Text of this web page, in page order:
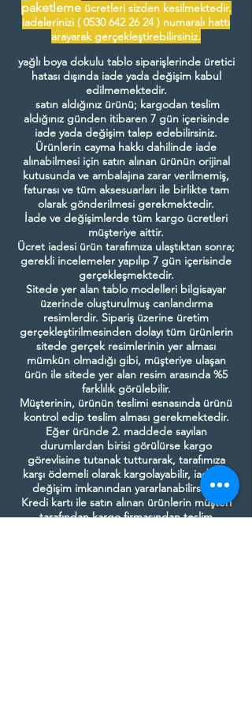
paketlemeücretleri sizden kesilmektedir.
iadelerinizi ( 0530 642 26 24) numaralı hattı
arayarak gerçekleştirebilirsiniz.
yağlı boya dokulu tablo siparişlerinde üretici
hatası dışında iade yada değişim kabul
edilmemektedir.
satın aldığınız ürünü; kargodan teslim
aldığınız günden itibaren 7 gün içerisinde
iade yada değişim talep edebilirsiniz.
Ürünlerin cayma hakkı dahilinde iade
alınabilmesi için satın alınan ürünün orijinal
kutusunda ve ambalajına zarar verilmemiş,
faturası ve tüm aksesuarları ile birlikte tam
olarak gönderilmesi gerekmektedir.
İade ve değişimlerde tüm kargo ücretleri
müşteriye aittir.
Ücret iadesi ürün tarafımıza ulaştıktan sonra;
gerekli incelemeler yapılıp 7 gün içerisinde
gerçekleşmektedir.
Sitede yer alan tablo modelleri bilgisayar
üzerinde oluşturulmuş canlandırma
resimlerdir. Sipariş üzerine üretim
gerçekleştirilmesinden dolayı tüm ürünlerin
sitede gerçek resimlerinin yer alması
mümkün olmadığı gibi, müşteriye ulaşan
ürün ile sitede yer alan resim arasında %5
farklılık görülebilir.
Müşterinin, ürünün teslimi esnasında ürünü
kontrol edip teslim alması gerekmektedir.
Eğer üründe 2. maddede sayılan
durumlardan birisi görülürse kargo
görevlisine tutanak tutturarak, tarafımıza
karşı ödemeli olarak kargolayabilir, iade ve
değişim imkanından yararlanabilirsiniz.
Kredi kartı ile satın alınan ürünlerin müşteri
tarafından kargo firmasından teslim